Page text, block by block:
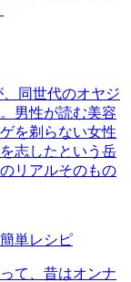
同世代のオヤジ
男性が読む美容
を剃らない女性
志したという岳
リアルそのもの
単レシピ
て、昔はオンナ